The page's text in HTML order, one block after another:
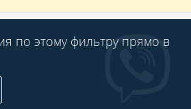
по этому фильтру прямо в